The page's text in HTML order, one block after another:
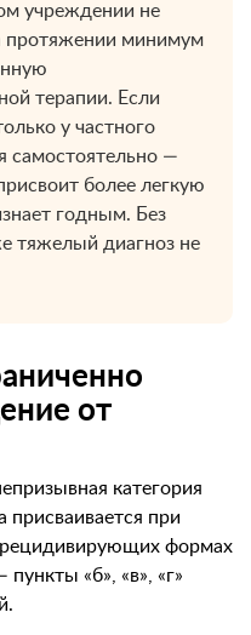
учреждении не
протяжении минимум
терапии. Если
у частного
самостоятельно —
более легкую
годным. Без
тяжелый диагноз не
от
категория
при
рецидивирующих формах
«б», «в», «г»